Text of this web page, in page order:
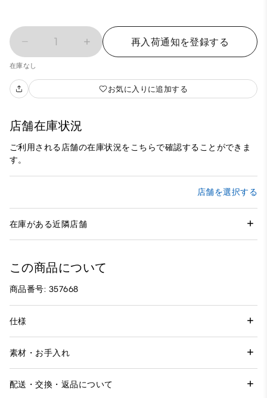
1 再入荷通知を登録する
在庫なし
お気に入りに追加する
店舗在庫状況
ご利用される店舗の在庫状況をこちらで確認することができま
す。
店舗を選択する
在庫がある近隣店舗
この商品について
商品番号: 357668
仕様
素材・お手入れ
配送・交換・返品について